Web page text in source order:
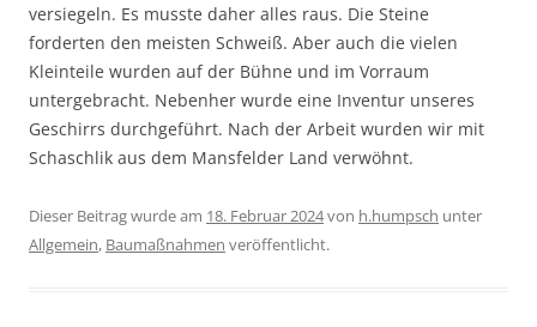
versiegeln. Es musste daher alles raus. Die Steine
forderten den meisten Schweiß. Aber auch die vielen
Kleinteile wurden auf der Bühne und im Vorraum
untergebracht. Nebenher wurde eine Inventur unseres
Geschirrs durchgeführt. Nach der Arbeit wurden wir mit
Schaschlik aus dem Mansfelder Land verwöhnt.
Dieser Beitrag wurde am 18. Februar 2024von h.humpsch unter
Allgemein, Baumaßnahmen veröffentlicht.